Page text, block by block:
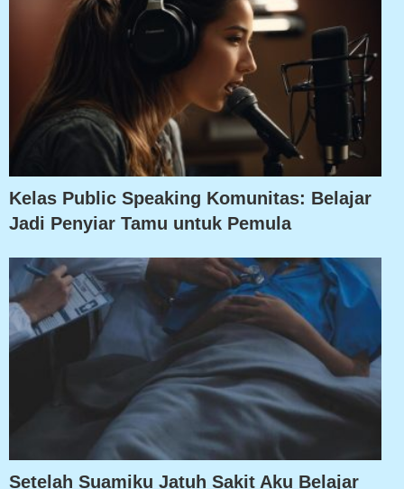
Kelas Public Speaking Komunitas: Belajar
Jadi Penyiar Tamu untuk Pemula
Setelah Suamiku Jatuh Sakit Aku Belajar